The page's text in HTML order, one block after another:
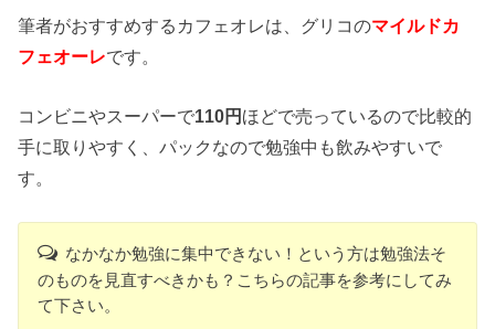
筆者がおすすめするカフェオレは、グリコのマイルドカ
フェオーレです。
コンビニやスーパーで110円 ほどで売っているので比較的
手に取りやすく、パックなので勉強中も飲みやすいで
す。
なかなか勉強に集中できない！という方は勉強法そ
のものを見直すべきかも？こちらの記事を参考にしてみ
て下さい。